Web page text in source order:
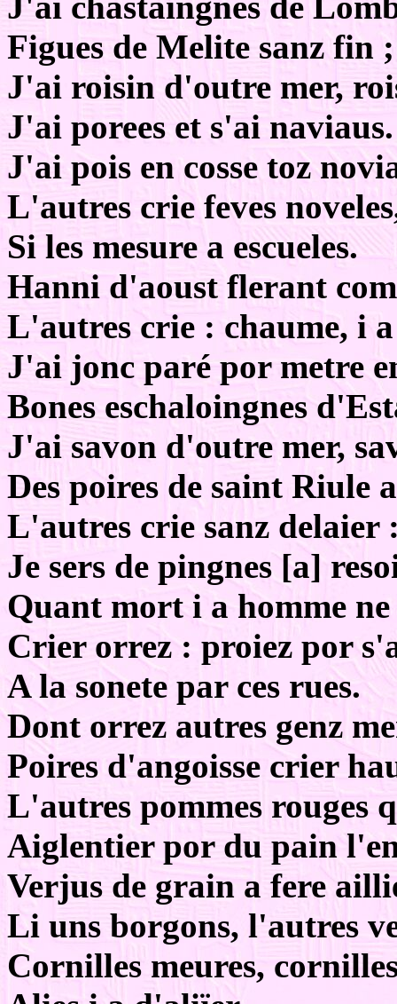
Figues de Melite sanz fin ;
J'ai roisin d'outre mer,
J'ai porees et s'ai naviaus.
J'ai pois en cosse toz
L'autres crie feves
Si les mesure a escueles.
Hanni d'aoust flerant
L'autres crie : chaume, i
J'ai jonc paré por metre
Bones eschaloingnes
J'ai savon d'outre mer,
Des poires de saint Riule
L'autres crie sanz delaier
Je sers de pingnes [a]
Quant mort i a homme ne
Crier orrez : proiez por
A la sonete par ces rues.
Dont orrez autres genz
Poires d'angoisse crier
L'autres pommes rouges
Aiglentier por du pain
Verjus de grain a fere
Li uns borgons, l'autres
Cornilles meures,